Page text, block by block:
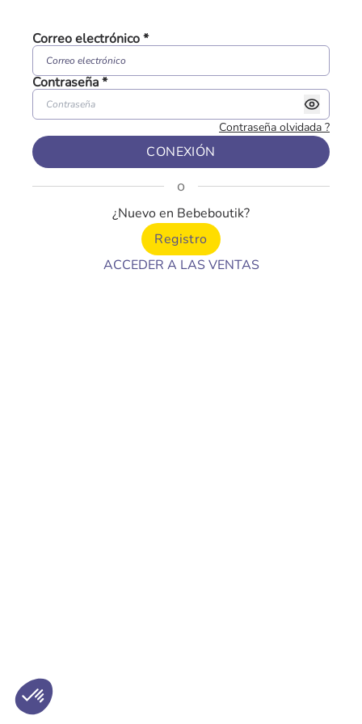
Correo electrónico*
Contraseña*
Contraseña olvidada ?
CONEXIÓN
o
¿Nuevo en Bebeboutik?
Registro
ACCEDER A LAS VENTAS